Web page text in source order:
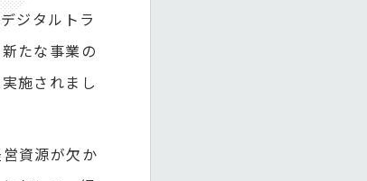
ジタルトラ
たな事業の
施されまし
資源が欠か